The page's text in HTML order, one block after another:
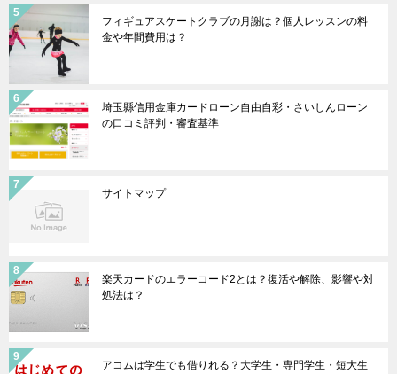
フィギュアスケートクラブの月謝は？個人レッスンの料
金や年間費用は？
埼玉縣信用金庫カードローン自由自彩・さいしんローン
の口コミ評判・審査基準
サイトマップ
楽天カードのエラーコード2とは？復活や解除、影響や対
処法は？
アコムは学生でも借りれる？大学生・専門学生・短大生